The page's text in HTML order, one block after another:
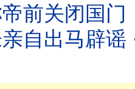
：进出境新规！】中共国
皆假借他人之手！ 】更传秦枫帐号被